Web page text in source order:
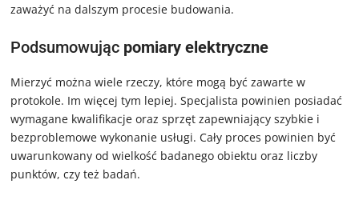
zaważyć na dalszym procesie budowania.
Podsumowując pomiary elektryczne
Mierzyć można wiele rzeczy, które mogą być zawarte w
protokole. Im więcej tym lepiej. Specjalista powinien posiadać
wymagane kwalifikacje oraz sprzęt zapewniający szybkie i
bezproblemowe wykonanie usługi. Cały proces powinien być
uwarunkowany od wielkość badanego obiektu oraz liczby
punktów, czy też badań.